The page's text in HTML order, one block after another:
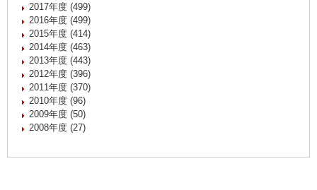
2017年度 (499)
2016年度 (499)
2015年度 (414)
2014年度 (463)
2013年度 (443)
2012年度 (396)
2011年度 (370)
2010年度 (96)
2009年度 (50)
2008年度 (27)